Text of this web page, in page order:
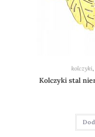
kolczyki,
Kolczyki stal